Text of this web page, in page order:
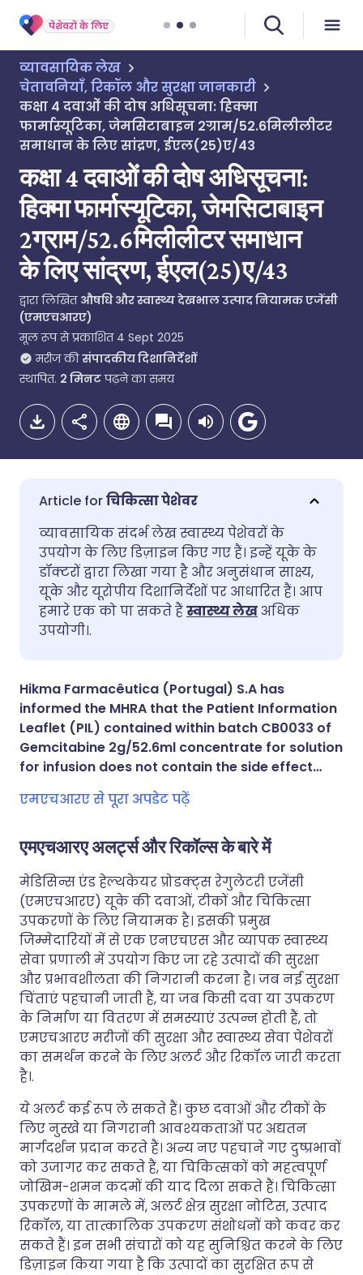
पेशेवरों के लिए
व्यावसायिक लेख
चेतावनियाँ, रिकॉल और सुरक्षा जानकारी
कक्षा 4 दवाओं की दोष अधिसूचना: हिक्मा
फार्मास्यूटिका, जेमसिटाबाइन 2ग्राम/52.6मिलीलीटर
समाधान के लिए सांद्रण, ईएल(25)ए/43
कक्षा 4 दवाओं की दोष अधिसूचना:
हिक्मा फार्मास्यूटिका, जेमसिटाबाइन
2ग्राम/52.6मिलीलीटर समाधान
के लिए सांद्रण, ईएल(25)ए/43
द्वारा लिखित औषधि और स्वास्थ्य देखभाल उत्पाद नियामक एजेंसी
(एमएचआरए)
मूल रूप से प्रकाशित 4 Sept 2025
मरीज की संपादकीय दिशानिर्देशों
स्थापित. 2 मिनटपढ़ने का समय
ईमेल के माध्यम से साझा करें
फेसबुक के माध्यम से साझा करें
X के माध्यम से साझा करें
WhatsApp के माध्यम से साझा
करें
लिंक कॉपी करें
🇬🇧 English 🇩🇪 Deutsch
🇪🇸 Español 🇫🇷 Français
🇸🇦 عربي 🇸🇪 Svenska
चिकित्सा पेशेवर
व्यावसायिक संदर्भ लेख स्वास्थ्य पेशेवरों के
उपयोग के लिए डिज़ाइन किए गए हैं। इन्हें यूके के
डॉक्टरों द्वारा लिखा गया है और अनुसंधान साक्ष्य,
यूके और यूरोपीय दिशानिर्देशों पर आधारित हैं। आप
हमारे एक को पा सकते हैंस्वास्थ्य लेखअधिक
उपयोगी।.
Hikma Farmacêutica (Portugal) S.A has
informed the MHRA that the Patient Information
Leaflet (PIL) contained within batch CB0033 of
Gemcitabine 2g/52.6ml concentrate for solution
for infusion does not contain the side effect…
एमएचआरए से पूरा अपडेट पढ़ें
एमएचआरए अलर्ट्स और रिकॉल्स के बारे में
मेडिसिन्स एंड हेल्थकेयर प्रोडक्ट्स रेगुलेटरी एजेंसी
(एमएचआरए) यूके की दवाओं, टीकों और चिकित्सा
उपकरणों के लिए नियामक है। इसकी प्रमुख
जिम्मेदारियों में से एक एनएचएस और व्यापक स्वास्थ्य
सेवा प्रणाली में उपयोग किए जा रहे उत्पादों की सुरक्षा
और प्रभावशीलता की निगरानी करना है। जब नई सुरक्षा
चिंताएं पहचानी जाती हैं, या जब किसी दवा या उपकरण
के निर्माण या वितरण में समस्याएं उत्पन्न होती हैं, तो
एमएचआरए मरीजों की सुरक्षा और स्वास्थ्य सेवा पेशेवरों
का समर्थन करने के लिए अलर्ट और रिकॉल जारी करता
है।.
ये अलर्ट कई रूप ले सकते हैं। कुछ दवाओं और टीकों के
लिए नुस्खे या निगरानी आवश्यकताओं पर अद्यतन
मार्गदर्शन प्रदान करते हैं। अन्य नए पहचाने गए दुष्प्रभावों
को उजागर कर सकते हैं, या चिकित्सकों को महत्वपूर्ण
जोखिम-शमन कदमों की याद दिला सकते हैं। चिकित्सा
उपकरणों के मामले में, अलर्ट क्षेत्र सुरक्षा नोटिस, उत्पाद
रिकॉल, या तात्कालिक उपकरण संशोधनों को कवर कर
सकते हैं। इन सभी संचारों को यह सुनिश्चित करने के लिए
डिज़ाइन किया गया है कि उत्पादों का सुरक्षित रूप से